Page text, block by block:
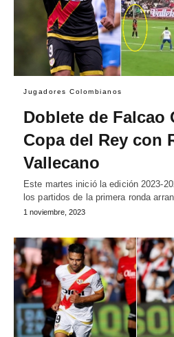
Jugadores Colombianos
Doblete de Falcao
Copa del Rey con
Vallecano
Este martes inició la edición 2023-
los partidos de la primera ronda
1 noviembre, 2023